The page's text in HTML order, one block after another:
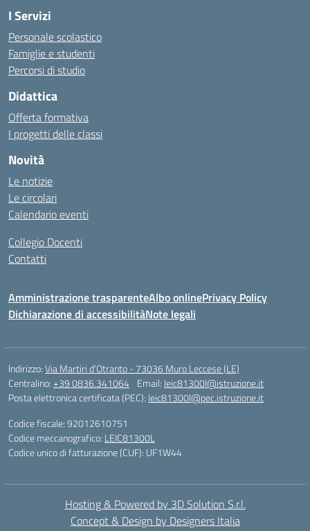
I Servizi
Personale scolastico
Famiglie e studenti
Percorsi di studio
Didattica
Offerta formativa
I progetti delle classi
Novità
Le notizie
Le circolari
Calendario eventi
Collegio Docenti
Contatti
Amministrazione trasparenteAlbo onlinePrivacy Policy
Dichiarazione di accessibilitàNote legali
Indirizzo:Via Martiri d'Otranto - 73036 Muro Leccese (LE)
Centralino:+39 0836.341064 Email: leic81300l@istruzione.it
Posta elettronica certificata (PEC): leic81300l@pec.istruzione.it
Codice fiscale: 92012610751
Codice meccanografico: LEIC81300L
Codice unico di fatturazione (CUF): UF1W44
Hosting & Powered by 3D Solution S.r.l.
Concept & Design by Designers Italia